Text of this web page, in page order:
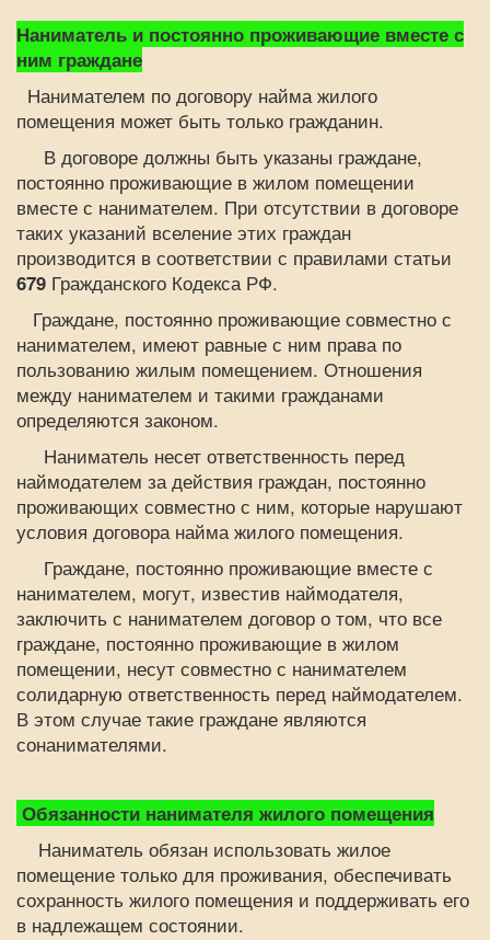
Наниматель и постоянно проживающие вместе с
ним граждане
Нанимателем по договору найма жилого
помещения может быть только гражданин.
В договоре должны быть указаны граждане,
постоянно проживающие в жилом помещении
вместе с нанимателем. При отсутствии в договоре
таких указаний вселение этих граждан
производится в соответствии с правилами статьи
679 Гражданского Кодекса РФ.
Граждане, постоянно проживающие совместно с
нанимателем, имеют равные с ним права по
пользованию жилым помещением. Отношения
между нанимателем и такими гражданами
определяются законом.
Наниматель несет ответственность перед
наймодателем за действия граждан, постоянно
проживающих совместно с ним, которые нарушают
условия договора найма жилого помещения.
Граждане, постоянно проживающие вместе с
нанимателем, могут, известив наймодателя,
заключить с нанимателем договор о том, что все
граждане, постоянно проживающие в жилом
помещении, несут совместно с нанимателем
солидарную ответственность перед наймодателем.
В этом случае такие граждане являются
сонанимателями.
Обязанности нанимателя жилого помещения
Наниматель обязан использовать жилое
помещение только для проживания, обеспечивать
сохранность жилого помещения и поддерживать его
в надлежащем состоянии.